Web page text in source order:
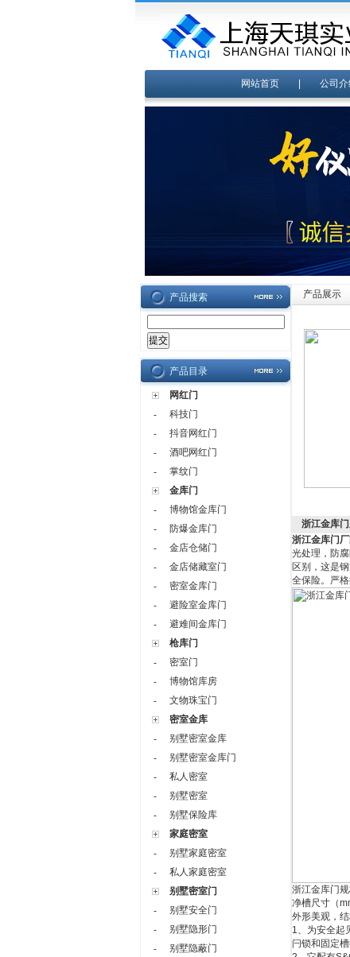
网站首页| 公司介
产品搜索
产品目录
网红门
-
科技门
-
抖音网红门
-
酒吧网红门
-
掌纹门
金库门
-
博物馆金库门
-
防爆金库门
-
金店仓储门
-
金店储藏室门
-
密室金库门
-
避险室金库门
-
避难间金库门
枪库门
-
密室门
-
博物馆库房
-
文物珠宝门
密室金库
-
别墅密室金库
-
别墅密室金库门
-
私人密室
-
别墅密室
-
别墅保险库
家庭密室
-
别墅家庭密室
-
私人家庭密室
别墅密室门
-
别墅安全门
-
别墅隐形门
-
别墅隐蔽门
产品展示
浙江金库
浙江金库门
光处理，防
区别，这是
全保险。严
浙江金库门
净槽尺寸（
外形美观，
1、为安全起
闩锁和固定